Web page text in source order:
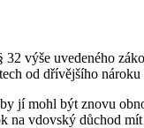
výše uvedeného
od dřívějšího
jí mohl být znovu
na vdovský důchod mít